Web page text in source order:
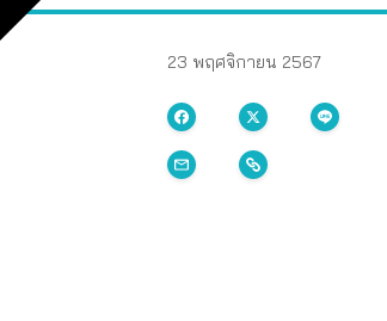
23 พฤศจิกายน 2567